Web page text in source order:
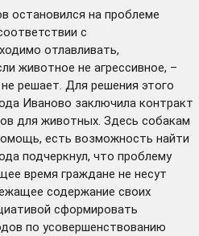
остановился на проблеме
с
отлавливать,
животное не агрессивное, –
решает. Для решения этого
Иваново заключила контракт
для животных. Здесь собакам
есть возможность найти
подчеркнул, что проблему
время граждане не несут
содержание своих
сформировать
по усовершенствованию